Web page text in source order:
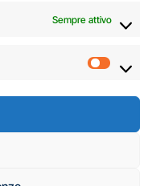
Sempre attivo
Italus